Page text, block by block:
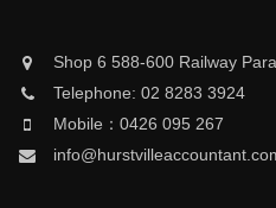
Shop 6 588-600 Railway
Telephone: 02 8283 3924
Mobile：0426 095 267